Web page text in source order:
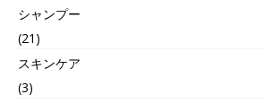
シャンプー
(21)
スキンケア
(3)